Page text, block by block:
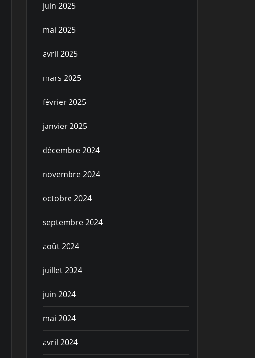
juin 2025
mai 2025
avril 2025
mars 2025
février 2025
janvier 2025
décembre 2024
novembre 2024
octobre 2024
septembre 2024
août 2024
juillet 2024
juin 2024
mai 2024
avril 2024